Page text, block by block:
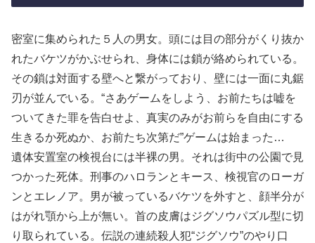
密室に集められた５人の男女。頭には目の部分がくり抜か
れたバケツがかぶせられ、身体には鎖が絡められている。
その鎖は対面する壁へと繋がっており、壁には一面に丸鋸
刃が並んでいる。“さあゲームをしよう、お前たちは嘘を
ついてきた罪を告白せよ、真実のみがお前らを自由にする
生きるか死ぬか、お前たち次第だ”ゲームは始まった…
遺体安置室の検視台には半裸の男。それは街中の公園で見
つかった死体。刑事のハロランとキース、検視官のローガ
ンとエレノア。男が被っているバケツを外すと、顔半分が
はがれ顎から上が無い。首の皮膚はジグソウパズル型に切
り取られている。伝説の連続殺人犯“ジグソウ”のやり口